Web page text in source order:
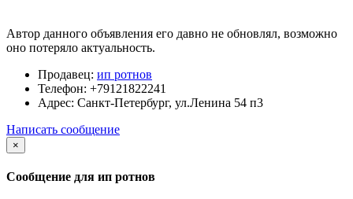
Автор данного объявления его давно не обновлял, возможно
оно потеряло актуальность.
Продавец: ип ротнов
Телефон: +79121822241
Адрес: Санкт-Петербург, ул.Ленина 54 п3
Написать сообщение
×
Сообщение для ип ротнов